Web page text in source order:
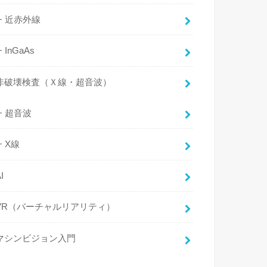
近赤外線
InGaAs
破壊検査（Ｘ線・超音波）
超音波
X線
（バーチャルリアリティ）
シンビジョン入門